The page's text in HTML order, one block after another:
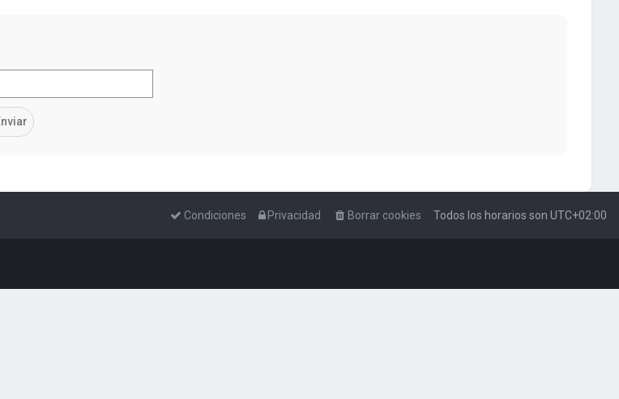
Todos los horarios son UTC+02:00
Borrar cookies
Privacidad
Condiciones